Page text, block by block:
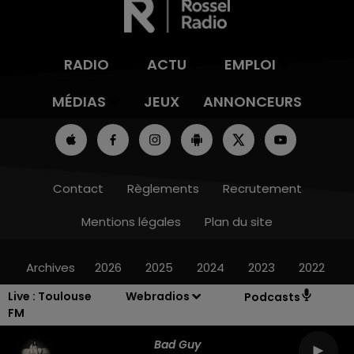
Live : Toulouse
FM
Webradios Podcasts
Bad Guy
RADIO ACTU
EMPLOI
MÉDIAS
JEUX ANNONCEURS
Contact Règlements
Recrutement
Mentions légales
Plan du site
Archives 2026 2025 2024 2023 2022